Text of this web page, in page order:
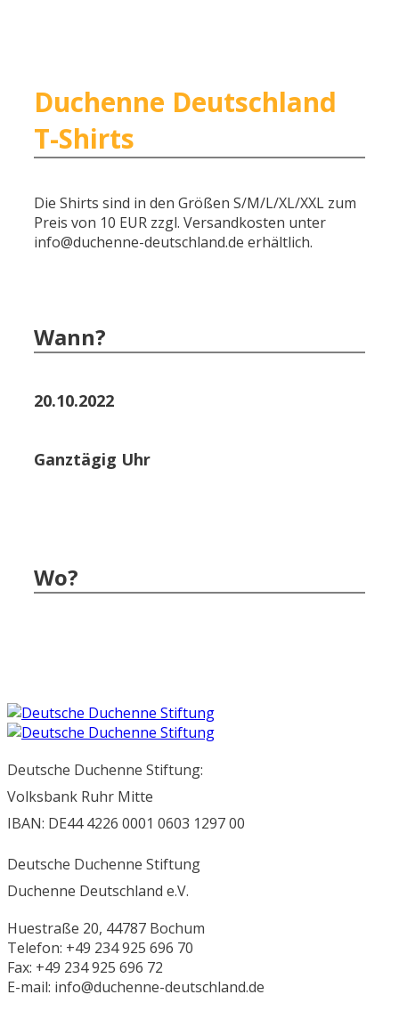
Duchenne Deutschland
T-Shirts
Die Shirts sind in den Größen S/M/L/XL/XXL zum
Preis von 10 EUR zzgl. Versandkosten unter
info@duchenne-deutschland.de erhältlich.
Wann?
20.10.2022
Ganztägig Uhr
Wo?
Deutsche Duchenne Stiftung:
Volksbank Ruhr Mitte
IBAN: DE44 4226 0001 0603 1297 00
Deutsche Duchenne Stiftung
Duchenne Deutschland e.V.
Huestraße 20, 44787 Bochum
Telefon: +49 234 925 696 70
Fax: +49 234 925 696 72
E-mail: info@duchenne-deutschland.de